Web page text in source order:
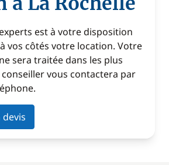
est à votre disposition
vos côtés votre location. Votre
sera traitée dans les plus
vous contactera par